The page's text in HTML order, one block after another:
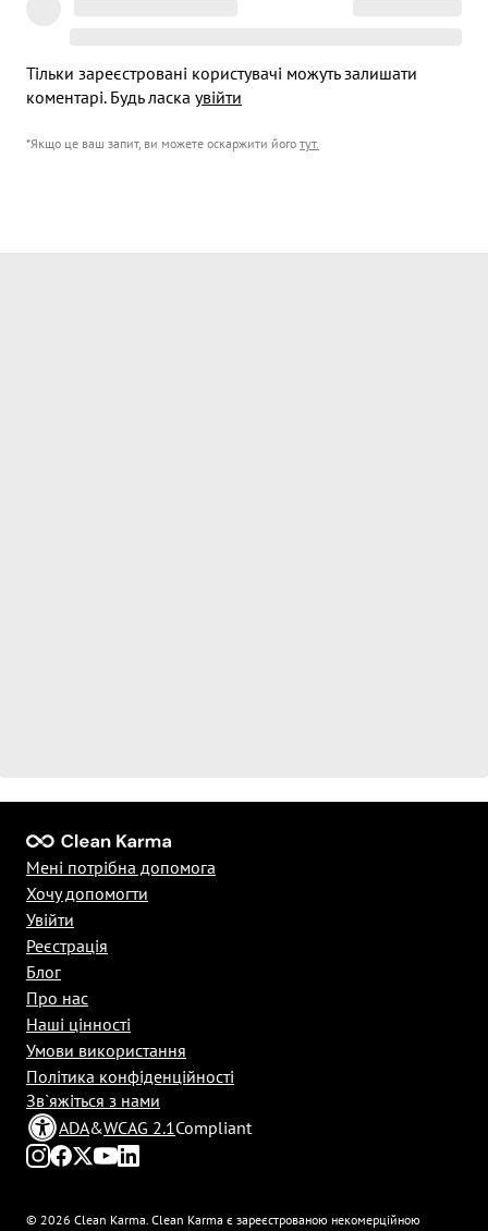
Тільки зареєстровані користувачі можуть залишати
коментарі. Будь ласка увійти
*Якщо це ваш запит, ви можете оскаржити його тут.
ADA&WCAG 2.1Compliant
Мені потрібна допомога
Хочу допомогти
Увійти
Реєстрація
Блог
Про нас
Наші цінності
Умови використання
Політика конфіденційності
Зв`яжіться з нами
© 2026 Clean Karma. Clean Karma є зареєстрованою некомерційною